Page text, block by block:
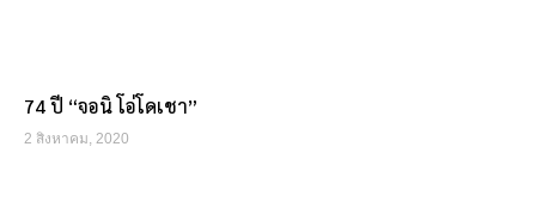
74 ปี “จอนิ โอ่โดเชา”
2 สิงหาคม, 2020